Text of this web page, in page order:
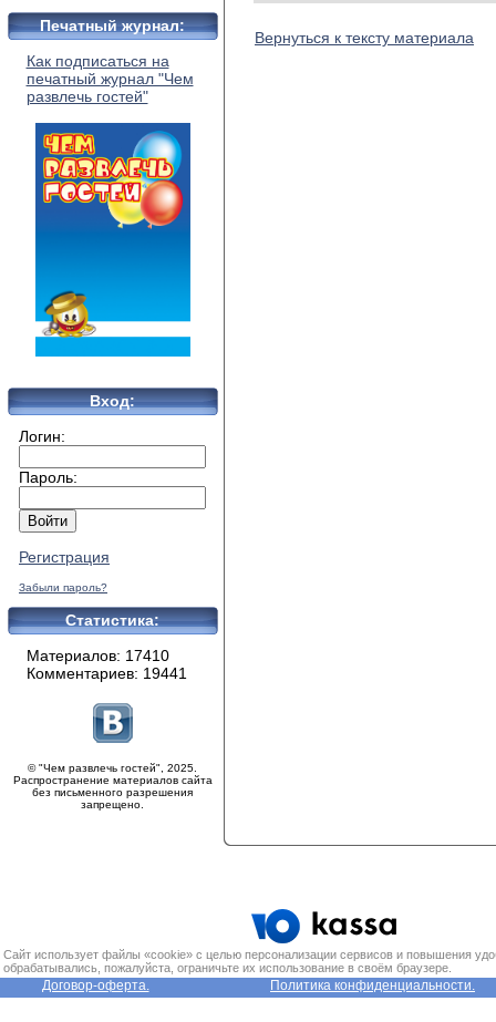
Печатный журнал:
Как подписаться на
печатный журнал "Чем
развлечь гостей"
Вход:
Логин:
Пароль:
Регистрация
Забыли пароль?
Статистика:
Материалов: 17410
Комментариев: 19441
© "Чем развлечь гостей", 2025.
Распространение материалов сайта
без письменного разрешения
запрещено.
Вернуться к тексту материала
Сайт использует файлы «cookie» с целью персонализации сервисов и повышения
обрабатывались, пожалуйста, ограничьте их использование в своём браузере.
Договор-оферта. Политика конфиденциальности.